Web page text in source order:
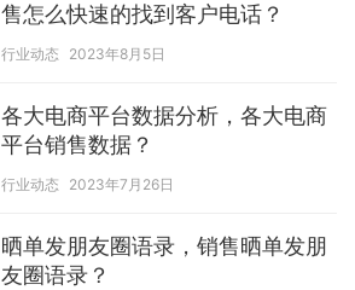
售怎么快速的找到客户电话？
行业动态 2023年8月5日
各大电商平台数据分析，各大电商
平台销售数据？
行业动态 2023年7月26日
晒单发朋友圈语录，销售晒单发朋
友圈语录？